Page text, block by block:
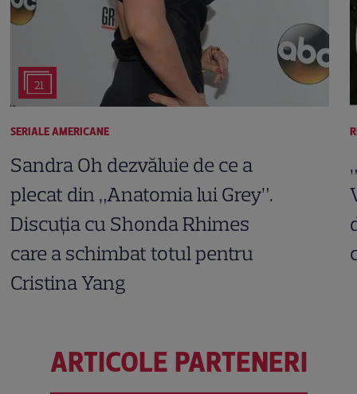
21
SERIALE AMERICANE
Sandra Oh dezvăluie de ce a
plecat din „Anatomia lui Grey”.
Discuția cu Shonda Rhimes
care a schimbat totul pentru
Cristina Yang
ARTICOLE PARTENERI